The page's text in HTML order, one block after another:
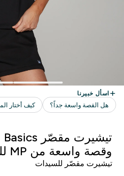
وقصة واسعة من MP للسيدات
تيشيرت مقصّر للسيدات